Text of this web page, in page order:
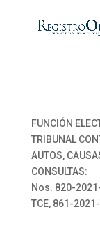
FUNCIÓN
TRIBUNAL
AUTOS,
CONSULTAS:
Nos. 820-
TCE, 861-